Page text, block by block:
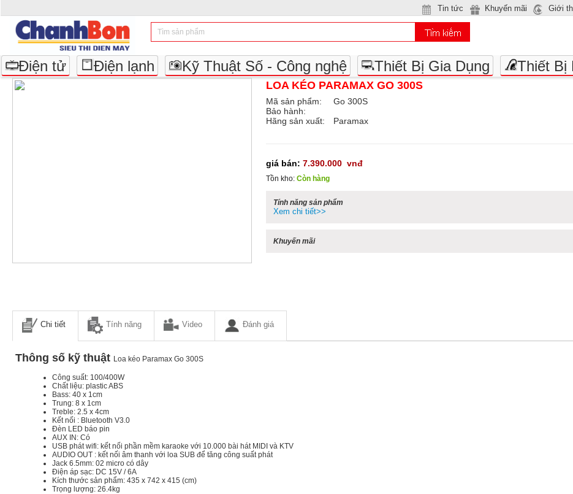
Tin tức Khuyến mãi Giới
Điện tử Điện lạnh Kỹ Thuật Số - Công nghệ Thiết Bị Gia Dụng Thiết Bị
LOA KÉO PARAMAX GO 300S
Mã sản phẩm:
Go 300S
Bảo hành:
Hãng sản xuất:
Paramax
giá bán: 7.390.000 vnđ
Tồn kho: Còn hàng
Tính năng sản phẩm
Xem chi tiết>>
Khuyến mãi
Chi tiết Tính năng Video Đánh giá
Thông số kỹ thuật Loa kéo Paramax Go 300S
Công suất: 100/400W
Chất liệu: plastic ABS
Bass: 40 x 1cm
Trung: 8 x 1cm
Treble: 2.5 x 4cm
Kết nối : Bluetooth V3.0
Đèn LED báo pin
AUX IN: Có
USB phát wifi: kết nối phần mềm karaoke với 10.000 bài hát MIDI và KTV
AUDIO OUT : kết nối âm thanh với loa SUB để tăng công suất phát
Jack 6.5mm: 02 micro có dây
Điện áp sạc: DC 15V / 6A
Kích thước sản phẩm: 435 x 742 x 415 (cm)
Trọng lượng: 26.4kg